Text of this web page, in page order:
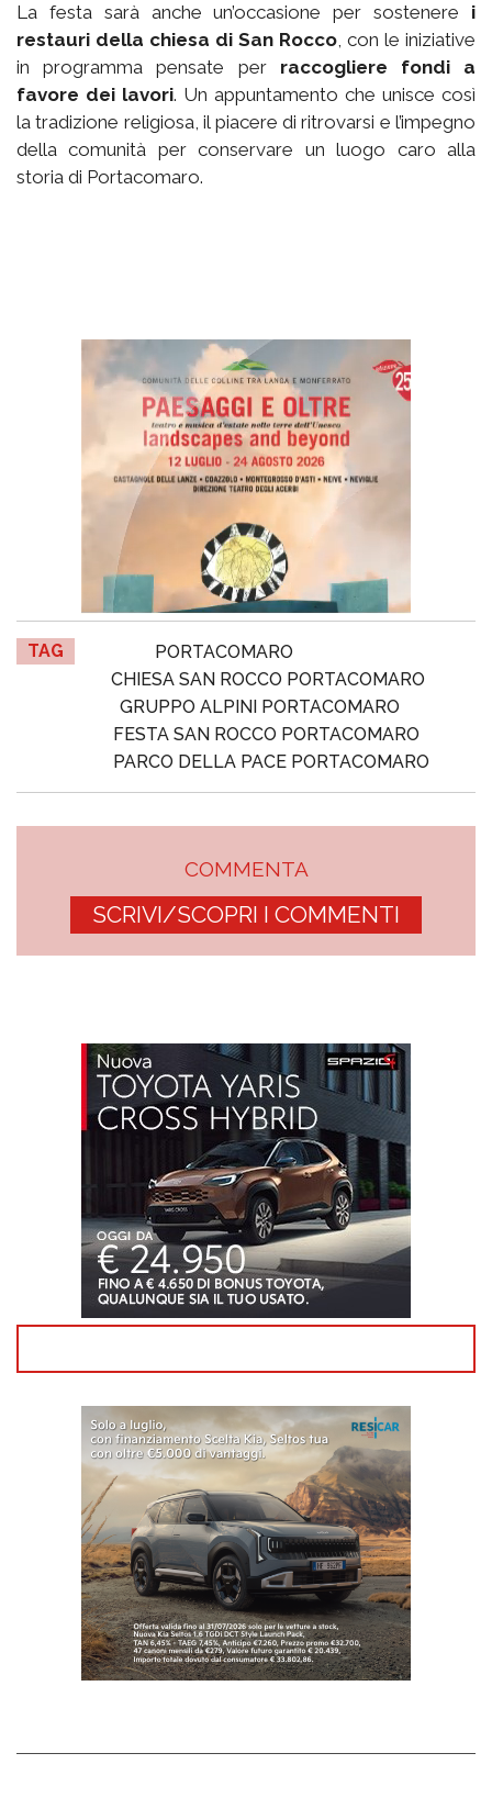
La festa sarà anche un’occasione per sostenere i
restauri della chiesa di San Rocco, con le iniziative
in programma pensate per raccogliere fondi a
favore dei lavori. Un appuntamento che unisce così
la tradizione religiosa, il piacere di ritrovarsi e l’impegno
della comunità per conservare un luogo caro alla
storia di Portacomaro.
TAG
PORTACOMARO
CHIESA SAN ROCCO PORTACOMARO
GRUPPO ALPINI PORTACOMARO
FESTA SAN ROCCO PORTACOMARO
PARCO DELLA PACE PORTACOMARO
COMMENTA
SCRIVI/SCOPRI I COMMENTI